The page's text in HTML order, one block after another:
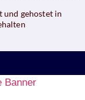
und gehostet in
Banner